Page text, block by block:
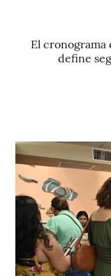
El cronograma
define